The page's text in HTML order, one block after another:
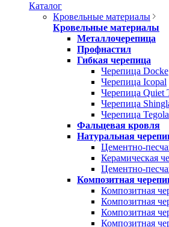
Каталог
Кровельные материалы
Кровельные материалы
Металлочерепица
Профнастил
Гибкая черепица
Черепица Docke
Черепица Icopal
Черепица Quiet
Черепица
Черепица Tegola
Фальцевая кровля
Натуральная
Цементно-
Керамическая
Цементно-
Композитная
Композитная
Композитная
Композитная
Композитная